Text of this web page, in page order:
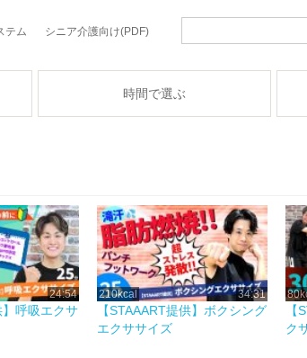
テム シニア介護向け(PDF)
時間で選ぶ
24:54
】呼吸エクサ
34:31
210kcal
【STAAART提供】ボクシング
エクササイズ
【
ク